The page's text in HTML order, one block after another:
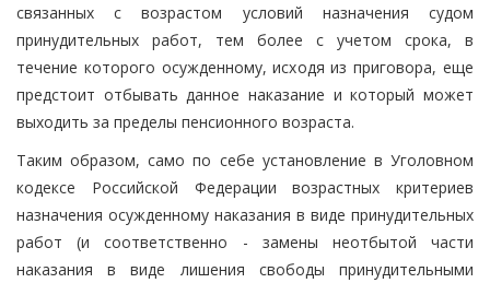
связанных с возрастом условий назначения судом
принудительных работ, тем более с учетом срока, в
течение которого осужденному, исходя из приговора, еще
предстоит отбывать данное наказание и который может
выходить за пределы пенсионного возраста.
Таким образом, само по себе установление в Уголовном
кодексе Российской Федерации возрастных критериев
назначения осужденному наказания в виде принудительных
работ (и соответственно - замены неотбытой части
наказания в виде лишения свободы принудительными